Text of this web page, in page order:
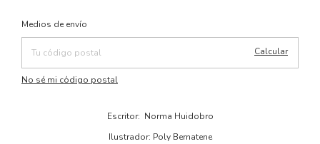
Entregas para el CP:
Medios de envío
Calcular
No sé mi código postal
Escritor: Norma Huidobro
Ilustrador: Poly Bernatene